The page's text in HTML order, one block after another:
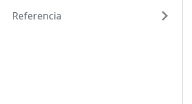
Referencia